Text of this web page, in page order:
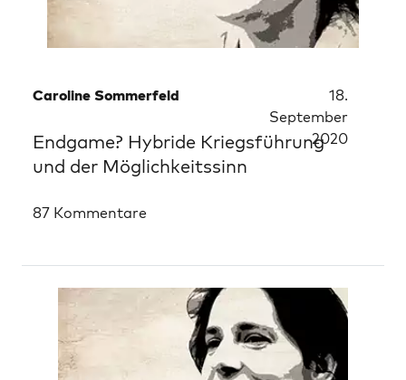
Caroline Sommerfeld
18.
September
2020
Endgame? Hybride Kriegsführung
und der Möglichkeitssinn
87 Kommentare